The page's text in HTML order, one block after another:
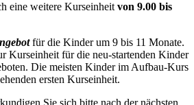
eine weitere Kurseinheit von 9.00 bis
für die Kinder um 9 bis 11 Monate.
Kurseinheit für die neu-startenden Kinder
Die meisten Kinder im Aufbau-Kurs
ersten Kurseinheit.
Sie sich bitte nach der nächsten